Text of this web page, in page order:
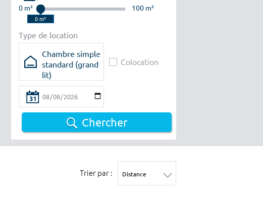
0 m² 100 m²
Type de location
Chambre simple
standard (grand
lit)
Colocation
Chercher
Trier par :